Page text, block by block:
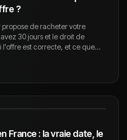
?
propose de racheter votre
30 jours et le droit de
l'offre est correcte, et ce que
France : la vraie date, le